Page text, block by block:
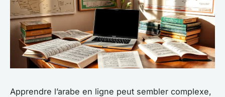
Apprendre l’arabe en ligne peut sembler complexe,